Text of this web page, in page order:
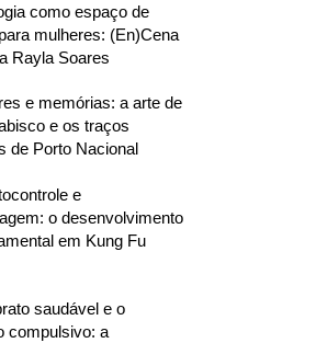
como espaço de
mulheres: (En)Cena
Rayla Soares
e memórias: a arte de
e os traços
de Porto Nacional
e
o desenvolvimento
em Kung Fu
saudável e o
compulsivo: a